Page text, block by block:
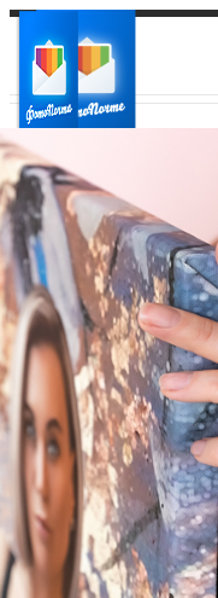
Ваш город:
Ваш регион доставки
Выберите из списка: